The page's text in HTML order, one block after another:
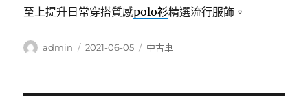
至上提升日常穿搭質感polo衫精選流行服飾。
作
admin
發
2021-06-05
分
中古車